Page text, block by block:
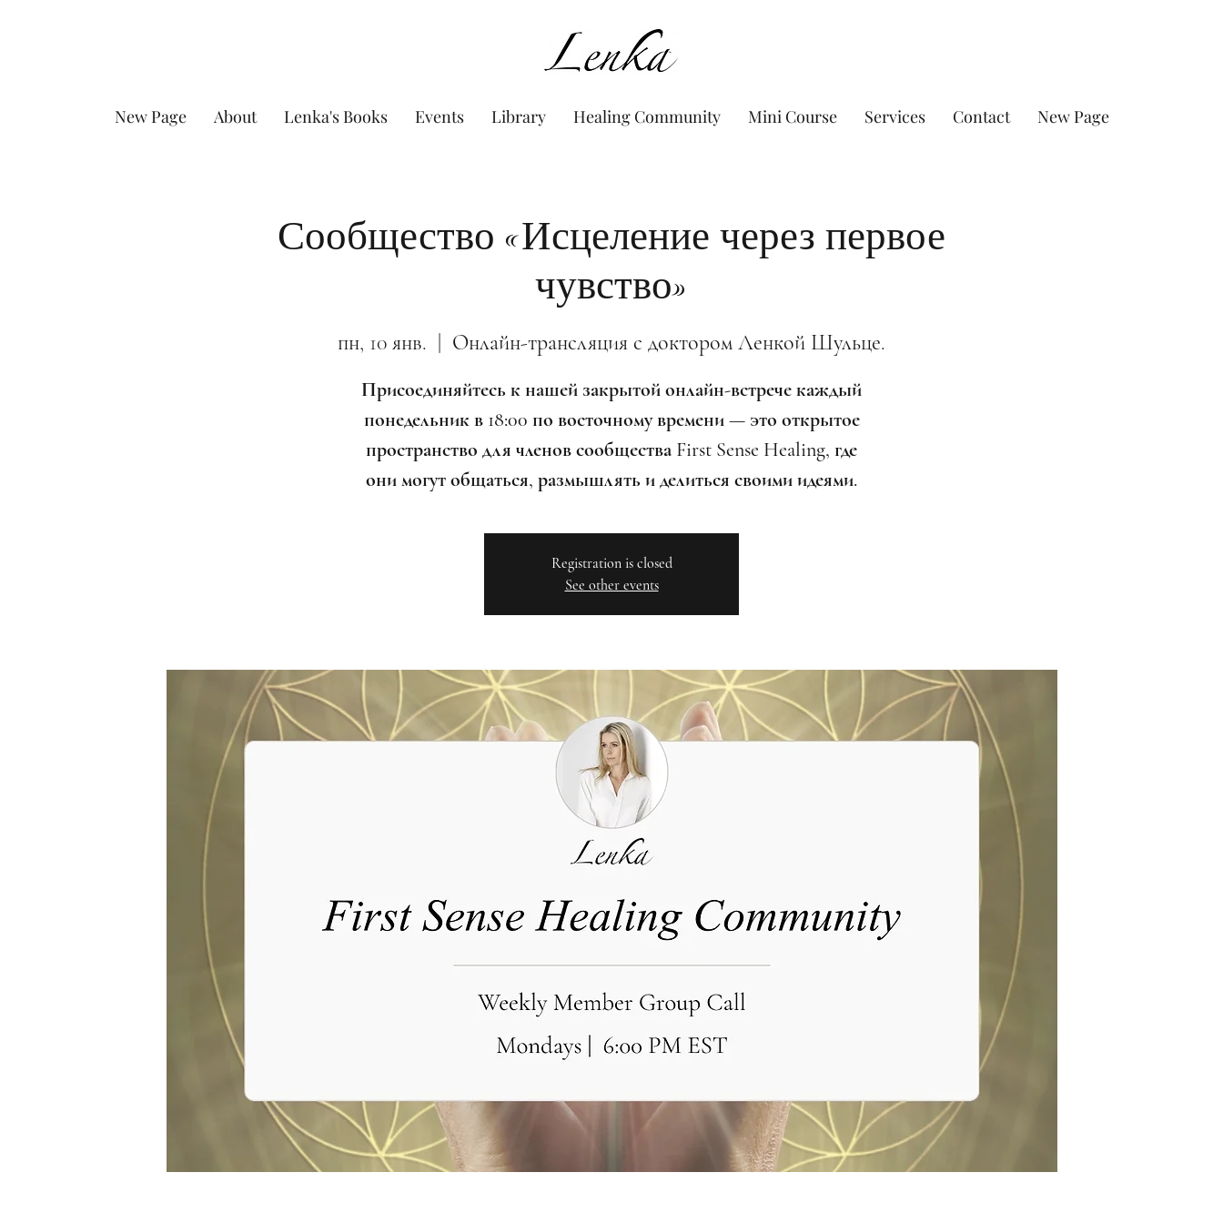
www.Lenka.org
New Page About Lenka's Books Events Library Healing Community Mini Course Services Contact New Page
Сообщество «Исцеление через первое
чувство»
пн, 10 янв. Онлайн-трансляция с доктором Ленкой Шульце.
Присоединяйтесь к нашей закрытой онлайн-встрече каждый
понедельник в 18:00 по восточному времени — это открытое
пространство для членов сообщества First Sense Healing, где
они могут общаться, размышлять и делиться своими идеями.
Registration is closed
See other events